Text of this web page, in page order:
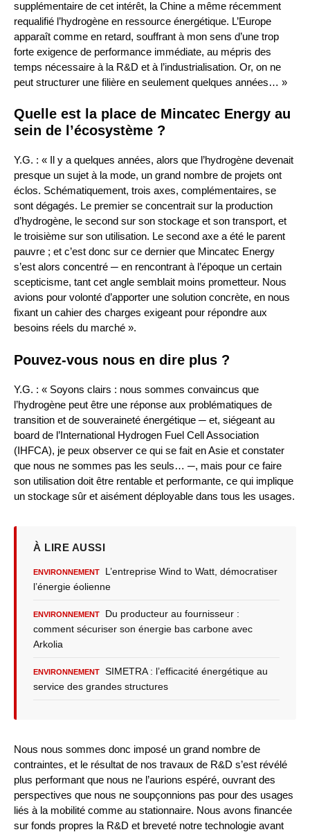
supplémentaire de cet intérêt, la Chine a même récemment
requalifié l’hydrogène en ressource énergétique. L’Europe
apparaît comme en retard, souffrant à mon sens d’une trop
forte exigence de performance immédiate, au mépris des
temps nécessaire à la R&D et à l’industrialisation. Or, on ne
peut structurer une filière en seulement quelques années… »
Quelle est la place de Mincatec Energy au
sein de l’écosystème ?
Y.G. : « Il y a quelques années, alors que l’hydrogène devenait
presque un sujet à la mode, un grand nombre de projets ont
éclos. Schématiquement, trois axes, complémentaires, se
sont dégagés. Le premier se concentrait sur la production
d’hydrogène, le second sur son stockage et son transport, et
le troisième sur son utilisation. Le second axe a été le parent
pauvre ; et c’est donc sur ce dernier que Mincatec Energy
s’est alors concentré ─ en rencontrant à l’époque un certain
scepticisme, tant cet angle semblait moins prometteur. Nous
avions pour volonté d’apporter une solution concrète, en nous
fixant un cahier des charges exigeant pour répondre aux
besoins réels du marché ».
Pouvez-vous nous en dire plus ?
Y.G. : « Soyons clairs : nous sommes convaincus que
l’hydrogène peut être une réponse aux problématiques de
transition et de souveraineté énergétique ─ et, siégeant au
board de l’International Hydrogen Fuel Cell Association
(IHFCA), je peux observer ce qui se fait en Asie et constater
que nous ne sommes pas les seuls… ─, mais pour ce faire
son utilisation doit être rentable et performante, ce qui implique
un stockage sûr et aisément déployable dans tous les usages.
À LIRE AUSSI
ENVIRONNEMENT
L’entreprise Wind to Watt, démocratiser
l’énergie éolienne
ENVIRONNEMENT
Du producteur au fournisseur :
comment sécuriser son énergie bas carbone avec
Arkolia
ENVIRONNEMENT
SIMETRA : l’efficacité énergétique au
service des grandes structures
Nous nous sommes donc imposé un grand nombre de
contraintes, et le résultat de nos travaux de R&D s’est révélé
plus performant que nous ne l’aurions espéré, ouvrant des
perspectives que nous ne soupçonnions pas pour des usages
liés à la mobilité comme au stationnaire. Nous avons financée
sur fonds propres la R&D et breveté notre technologie avant